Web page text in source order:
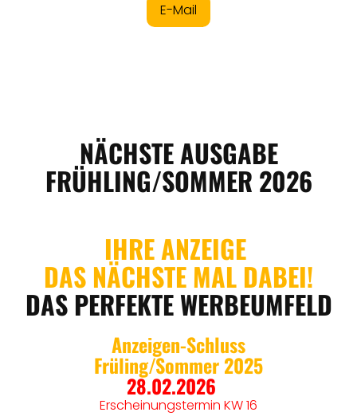
E-Mail
NÄCHSTEAUSGABE
FRÜHLING/SOMMER 2026
IHRE ANZEIGE
DAS NÄCHSTE MAL DABEI!
DAS PERFEKTE WERBEUMFELD
Anzeigen-Schluss
Früling/Sommer 2025
28.02.2026
Erscheinungstermin KW 16